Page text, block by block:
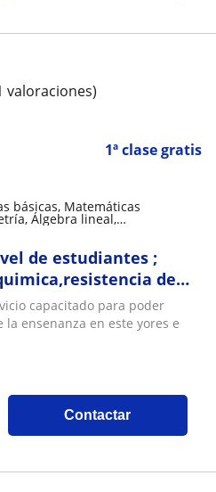
1ª clase gratis
valoraciones)
básicas, Matemáticas
Álgebra lineal,
de estudiantes ;
de
,etccapacitado para poder
ensenanza en este yores e
Contactar